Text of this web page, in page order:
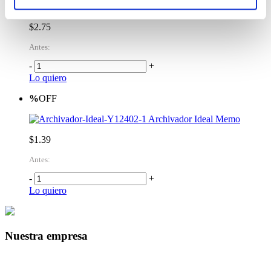
Caja Plástica Tipo Sobre 7.5 cm Fuelle
$2.75
Antes:
-
+
Lo quiero
%OFF
Archivador Ideal Memo
$1.39
Antes:
-
+
Lo quiero
Nuestra empresa